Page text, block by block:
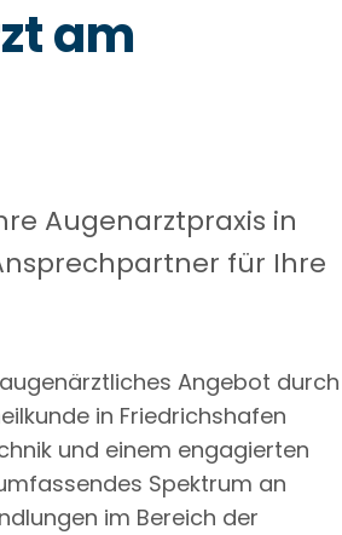
am
Augenarztpraxis in
für Ihre
Angebot durch
in Friedrichshafen
und einem engagierten
Spektrum an
im Bereich der